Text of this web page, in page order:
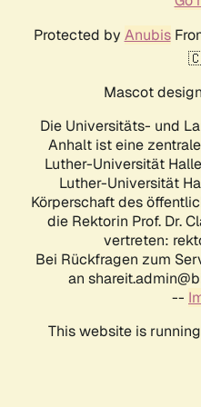
Protected by Anubis
Mascot
Die Universitäts- und
Anhalt ist eine
Luther-Universität
Luther-Universität
Körperschaft des
die Rektorin Prof. Dr.
vertreten:
Bei Rückfragen zum
an
--
This website is